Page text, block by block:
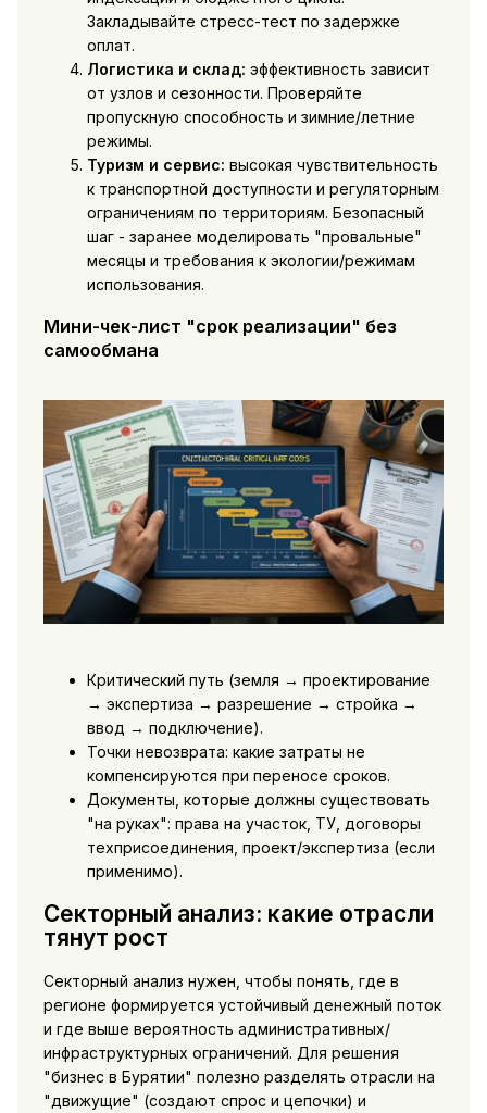
Закладывайте стресс-тест по задержке
оплат.
Логистика и склад: эффективность зависит
от узлов и сезонности. Проверяйте
пропускную способность и зимние/летние
режимы.
Туризм и сервис: высокая чувствительность
к транспортной доступности и регуляторным
ограничениям по территориям. Безопасный
шаг - заранее моделировать "провальные"
месяцы и требования к экологии/режимам
использования.
Мини-чек-лист "срок реализации" без
самообмана
Критический путь (земля → проектирование
→ экспертиза → разрешение → стройка →
ввод → подключение).
Точки невозврата: какие затраты не
компенсируются при переносе сроков.
Документы, которые должны существовать
"на руках": права на участок, ТУ, договоры
техприсоединения, проект/экспертиза (если
применимо).
Секторный анализ: какие отрасли
тянут рост
Секторный анализ нужен, чтобы понять, где в
регионе формируется устойчивый денежный поток
и где выше вероятность административных/
инфраструктурных ограничений. Для решения
"бизнес в Бурятии" полезно разделять отрасли на
"движущие" (создают спрос и цепочки) и